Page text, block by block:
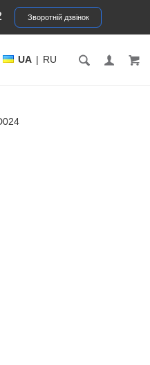
Зворотній дзвінок
UA | RU